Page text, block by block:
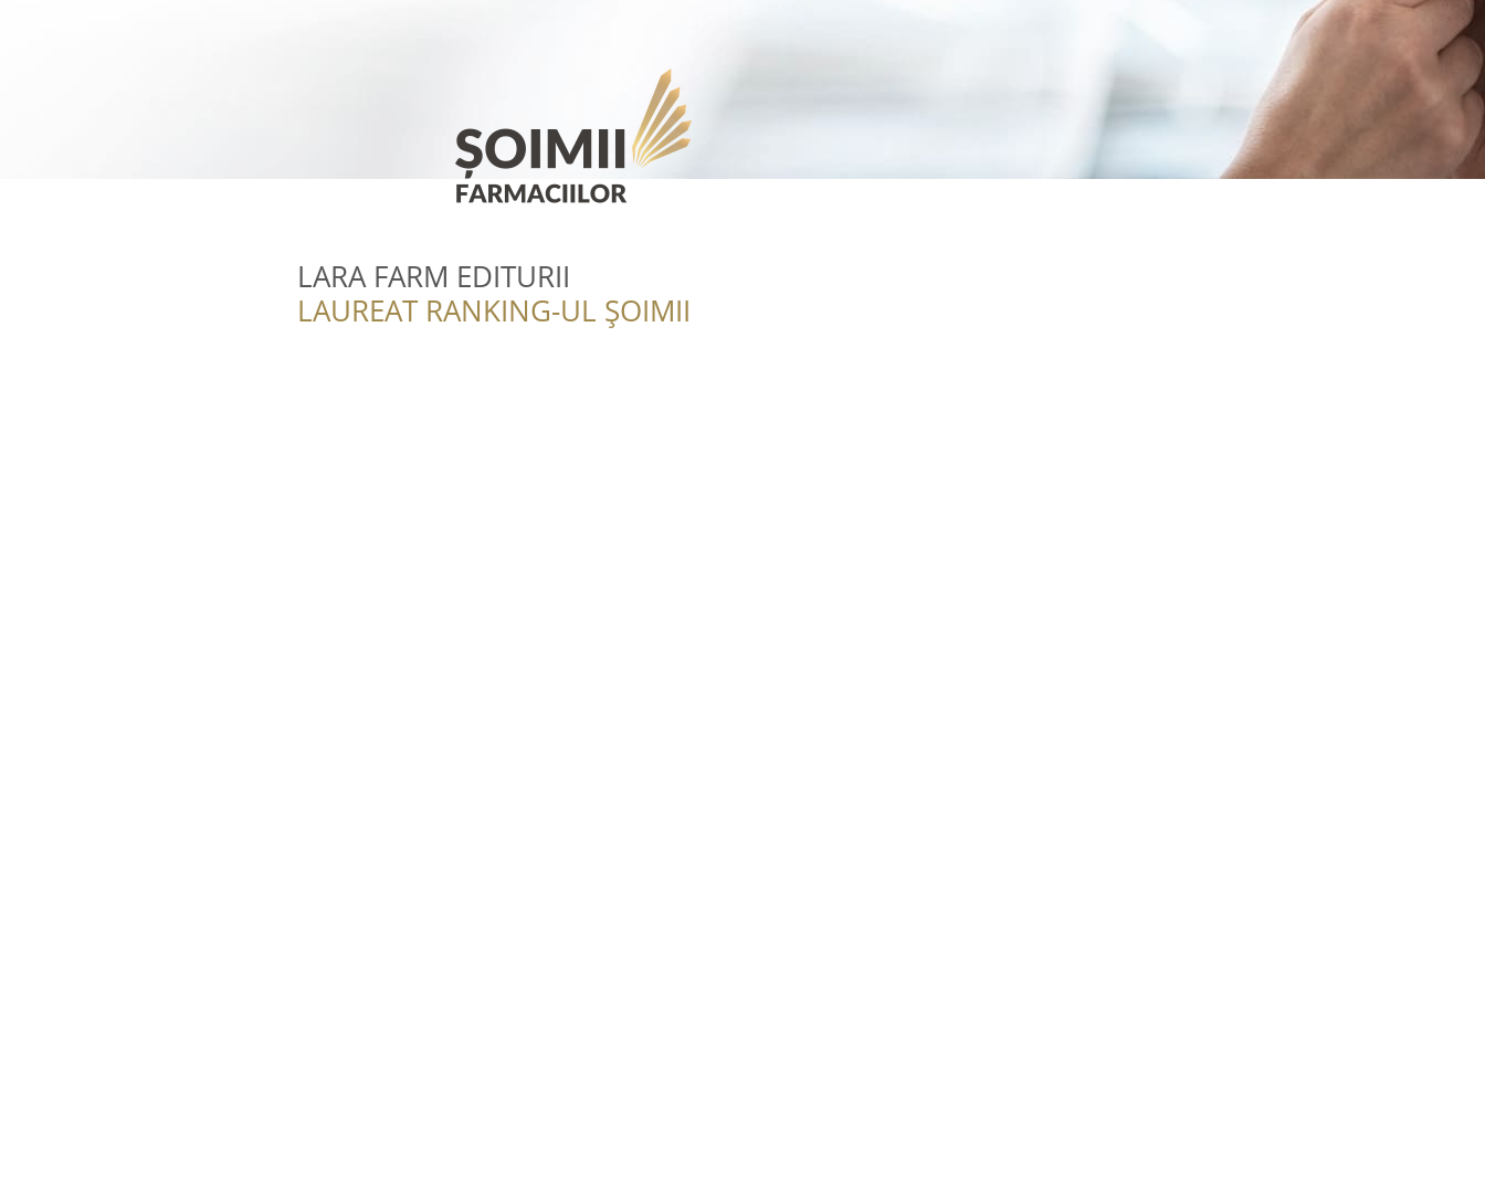
LARA FARM EDITURII
LAUREAT RANKING-UL ȘOIMII